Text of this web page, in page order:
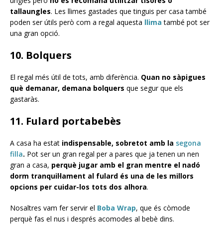
tallaungles. Les llimes gastades que tinguis per casa també
poden ser útils però com a regal aquesta llima també pot ser
una gran opció.
10. Bolquers
El regal més útil de tots, amb diferència. Quan no sàpigues
què demanar, demana bolquers que segur que els
gastaràs.
11. Fulard portabebès
A casa ha estat indispensable, sobretot amb la segona
filla. Pot ser un gran regal per a pares que ja tenen un nen
gran a casa, perquè jugar amb el gran mentre el nadó
dorm tranquil·lament al fulard és una de les millors
opcions per cuidar-los tots dos alhora.
Nosaltres vam fer servir el Boba Wrap, que és còmode
perquè fas el nus i després acomodes al bebè dins.